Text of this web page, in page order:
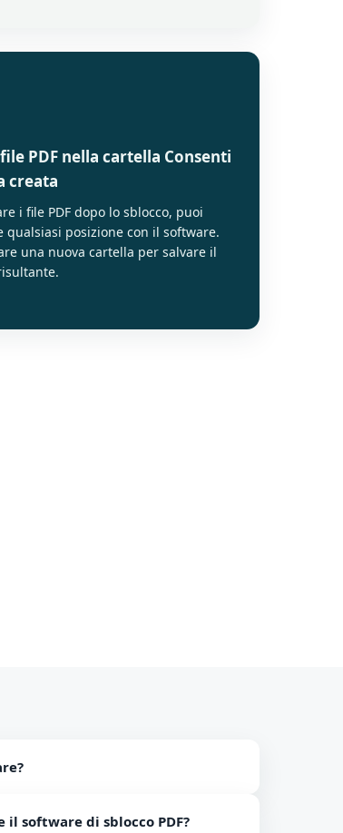
PDF nella cartella Consenti
creata
i file PDF dopo lo sblocco, puoi
qualsiasi posizione con il software.
una nuova cartella per salvare il
software di sblocco PDF?